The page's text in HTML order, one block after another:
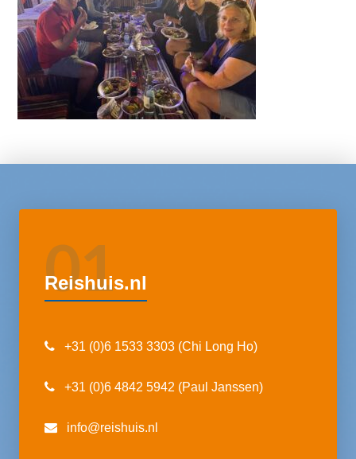
01
Reishuis.nl
+31 (0)6 1533 3303 (Chi Long Ho)
+31 (0)6 4842 5942 (Paul Janssen)
info@reishuis.nl